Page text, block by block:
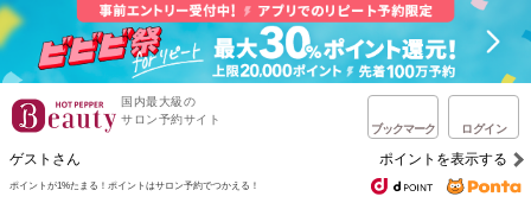
国内最大級の
サロン予約サイト
ブックマーク ログイン
ゲストさん ポイントを表示する
ポイントが1%たまる！ ポイントはサロン予約でつかえる！